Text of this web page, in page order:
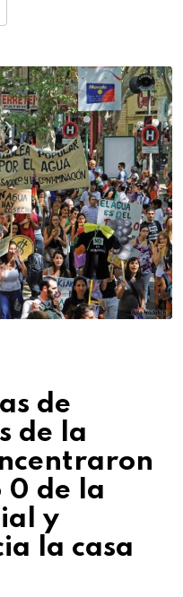
de
de la
0 de la
y
la casa